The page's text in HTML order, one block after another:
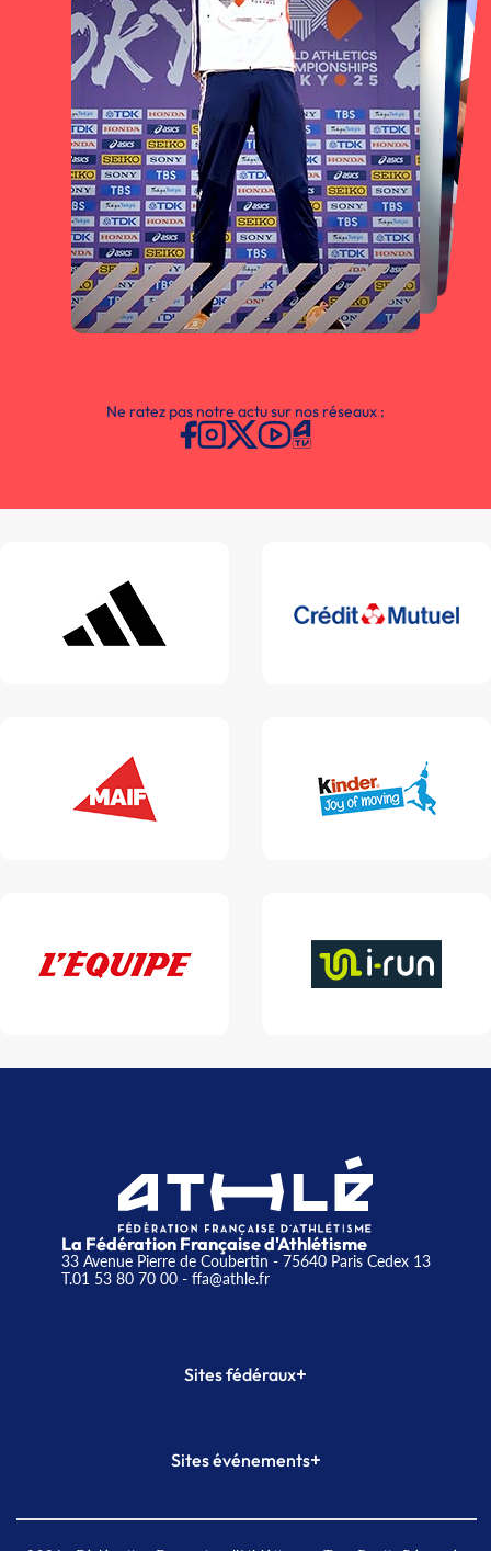
Ne ratez pas notre actu sur nos réseaux :
La Fédération Française d'Athlétisme
33 Avenue Pierre de Coubertin - 75640 Paris Cedex 13
T.01 53 80 70 00- ffa@athle.fr
Sites fédéraux+
Plateforme Formation
Sites événements+
Meeting de Paris indoor